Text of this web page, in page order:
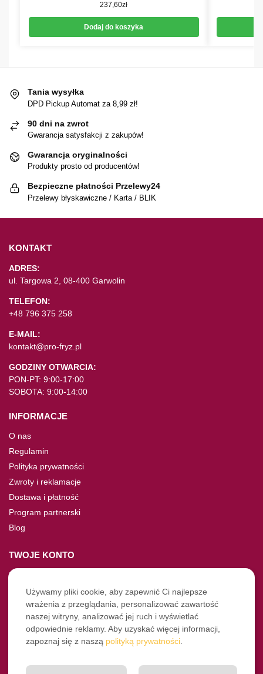
237,60zł
Dodaj do koszyka
Tania wysyłka
DPD Pickup Automat za 8,99 zł!
90 dni na zwrot
Gwarancja satysfakcji z zakupów!
Gwarancja oryginalności
Produkty prosto od producentów!
Bezpieczne płatności Przelewy24
Przelewy błyskawiczne / Karta / BLIK
KONTAKT
ADRES:
ul. Targowa 2, 08-400 Garwolin
TELEFON:
+48 796 375 258
E-MAIL:
kontakt@pro-fryz.pl
GODZINY OTWARCIA:
PON-PT: 9:00-17:00
SOBOTA: 9:00-14:00
INFORMACJE
O nas
Regulamin
Polityka prywatności
Zwroty i reklamacje
Dostawa i płatność
Program partnerski
Blog
TWOJE KONTO
Moje konto
Nie pamiętasz hasła?
Twoje zamówienia
NASZE SOCIALE
Instagram
Używamy pliki cookie, aby zapewnić Ci najlepsze
wrażenia z przeglądania, personalizować zawartość
naszej witryny, analizować jej ruch i wyświetlać
odpowiednie reklamy. Aby uzyskać więcej informacji,
zapoznaj się z naszą polityką prywatności